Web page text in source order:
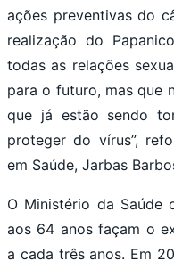
ações preventivas do
realização do
todas as relações
para o futuro, mas que
que já estão sendo
proteger do vírus”,
em Saúde, Jarbas
O Ministério da Saúde
aos 64 anos façam o
a cada três anos. Em